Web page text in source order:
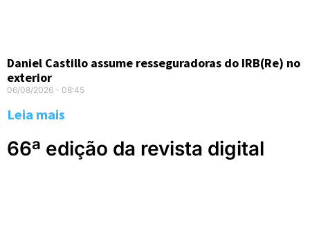
Daniel Castillo assume resseguradoras do IRB(Re) no
exterior
06/08/2026 08:45
Leia mais
66ª edição da revista digital